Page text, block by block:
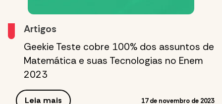
Artigos
Geekie Teste cobre 100% dos assuntos de
Matemática e suas Tecnologias no Enem
2023
Leia mais 17 de novembro de 2023